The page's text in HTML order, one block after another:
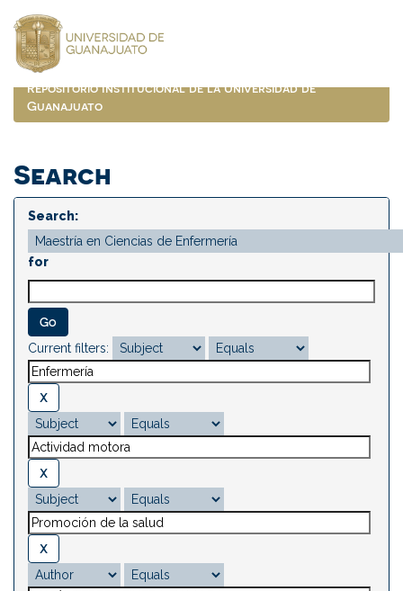
navigation
Repositorio Institucional de la Universidad de
Guanajuato
Search
Search:
for
Current filters: